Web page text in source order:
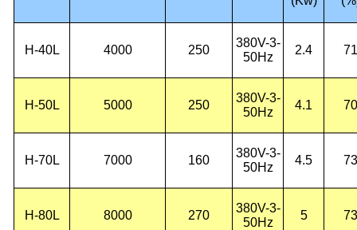
H-40L 4000 250
380V-3-
50Hz
2.4 71
H-50L 5000 250
380V-3-
50Hz
4.1 70
H-70L 7000 160
380V-3-
50Hz
4.5 73
H-80L 8000 270
380V-3-
50Hz
5 73